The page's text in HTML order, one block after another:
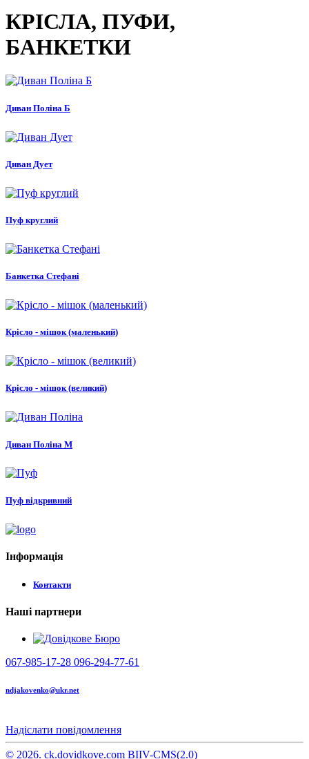
КРІСЛА, ПУФИ,
БАНКЕТКИ
Диван Поліна Б
Диван Дует
Пуф круглий
Банкетка Стефані
Крісло - мішок (маленький)
Крісло - мішок (великий)
Диван Поліна М
Пуф відкривний
Інформація
Контакти
Наші партнери
067-985-17-28 096-294-77-61
ndjakovenko@ukr.net
Надіслати повідомлення
© 2026. ck.dovidkove.com BIIV-CMS(2.0)